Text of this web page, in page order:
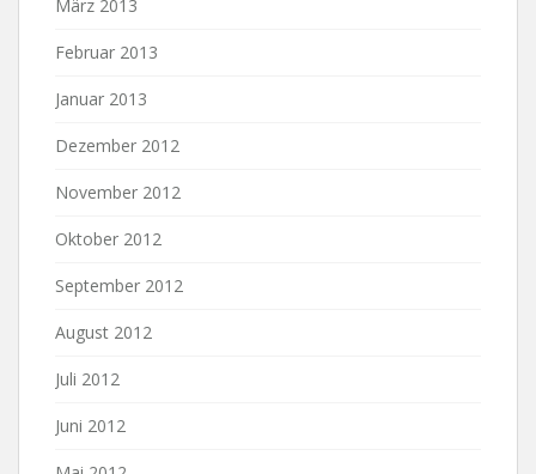
März 2013
Februar 2013
Januar 2013
Dezember 2012
November 2012
Oktober 2012
September 2012
August 2012
Juli 2012
Juni 2012